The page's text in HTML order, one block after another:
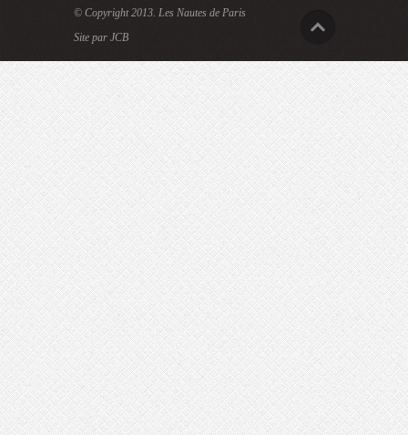
© Copyright 2013. Les Nautes de Paris
Site par JCB